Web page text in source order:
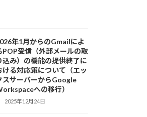
年1月からのGmailによ
POP受信（外部メールの取
込み）の機能の提供終了に
ける対応策について（エッ
スサーバーからGoogle
への移行）
2025年12月24日